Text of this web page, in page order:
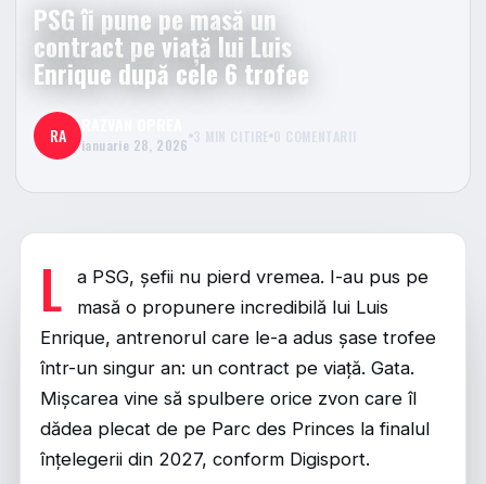
PSG îi pune pe masă un
contract pe viață lui Luis
Enrique după cele 6 trofee
RA ianuarie 28, 2026 3 MIN CITIRE 0 COMENTARII
L
a PSG, șefii nu pierd vremea. I-au pus pe
masă o propunere incredibilă lui Luis
Enrique, antrenorul care le-a adus șase trofee
într-un singur an: un contract pe viață. Gata.
Mișcarea vine să spulbere orice zvon care îl
dădea plecat de pe Parc des Princes la finalul
înțelegerii din 2027, conform Digisport.